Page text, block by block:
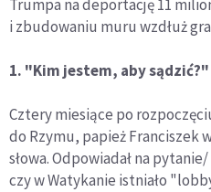
Trumpa na deportację 11
i zbudowaniu muru wzdłuż
1. "Kim jestem, aby sądzić?"
Cztery miesiące po
do Rzymu, papież Franciszek
słowa. Odpowiadał na
czy w Watykanie istniało